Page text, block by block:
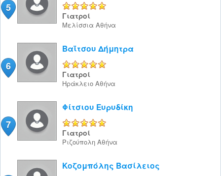
5
Γιατροί
Μελίσσια Αθήνα
6
Βαΐτσου Δήμητρα
Γιατροί
Ηράκλειο Αθήνα
7
Φίτσιου Ευρυδίκη
Γιατροί
Ριζούπολη Αθήνα
Κοζομπόλης Βασίλειος